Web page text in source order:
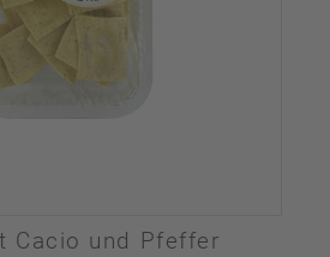
Cacio und Pfeffer